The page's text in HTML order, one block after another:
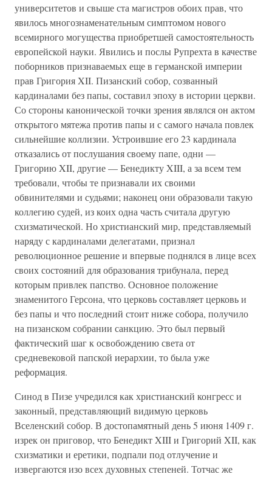
университетов и свыше ста магистров обоих прав, что
явилось многознаменательным симптомом нового
всемирного могущества приобретшей самостоятельность
европейской науки. Явились и послы Рупрехта в качестве
поборников признаваемых еще в германской империи
прав Григория XII. Пизанский собор, созванный
кардиналами без папы, составил эпоху в истории церкви.
Со стороны канонической точки зрения являлся он актом
открытого мятежа против папы и с самого начала повлек
сильнейшие коллизии. Устроившие его 23 кардинала
отказались от послушания своему папе, одни —
Григорию XII, другие — Бенедикту XIII, а за всем тем
требовали, чтобы те признавали их своими
обвинителями и судьями; наконец они образовали такую
коллегию судей, из коих одна часть считала другую
схизматической. Но христианский мир, представляемый
наряду с кардиналами делегатами, признал
революционное решение и впервые поднялся в лице всех
своих состояний для образования трибунала, перед
которым привлек папство. Основное положение
знаменитого Герсона, что церковь составляет церковь и
без папы и что последний стоит ниже собора, получило
на пизанском собрании санкцию. Это был первый
фактический шаг к освобождению света от
средневековой папской иерархии, то была уже
реформация.
Синод в Пизе учредился как христианский конгресс и
законный, представляющий видимую церковь
Вселенский собор. В достопамятный день 5 июня 1409 г.
изрек он приговор, что Бенедикт XIII и Григорий XII, как
схизматики и еретики, подпали под отлучение и
извергаются изо всех духовных степеней. Тотчас же